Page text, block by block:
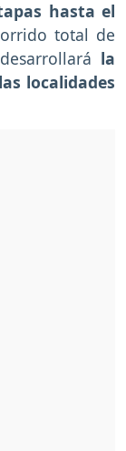
hasta el
total de
la
localidades